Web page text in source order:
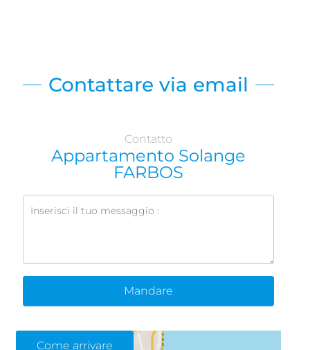
Contattare via email
Contatto
Appartamento Solange
FARBOS
Mandare
Come arrivare